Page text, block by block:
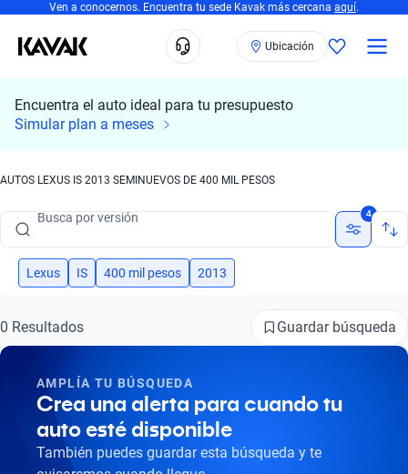
Ven a conocernos. Encuentra tu sede Kavak más cercana aquí.
Ubicación
Encuentra el auto ideal para tu presupuesto
Simular plan a meses
AUTOS LEXUS IS 2013 SEMINUEVOS DE 400 MIL PESOS
Busca por marca
Busca por año
Busca por marca
Busca por versión
Busca por año
4
Lexus IS 400 mil pesos 2013
0 Resultados Guardar búsqueda
AMPLÍA TU BÚSQUEDA
Crea una alerta para cuando tu
auto esté disponible
También puedes guardar esta búsqueda y te